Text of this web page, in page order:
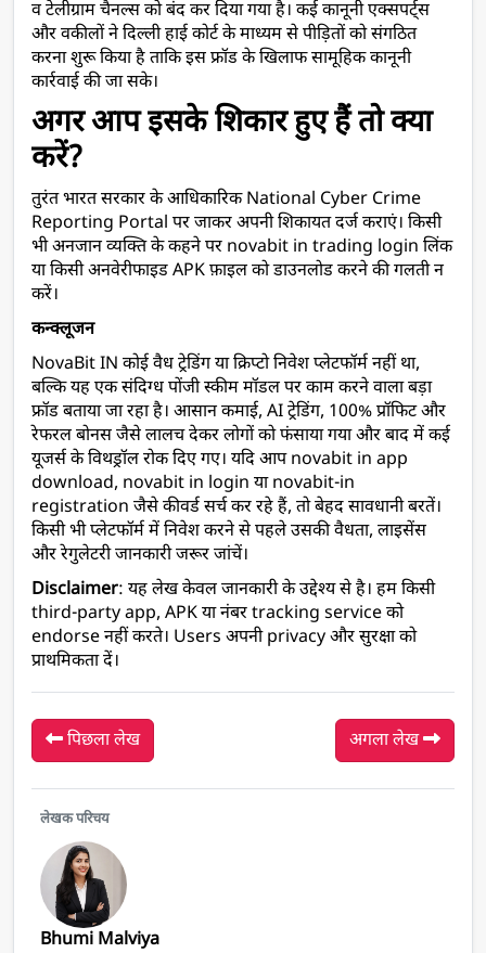
व टेलीग्राम चैनल्स को बंद कर दिया गया है। कई कानूनी एक्सपर्ट्स
और वकीलों ने दिल्ली हाई कोर्ट के माध्यम से पीड़ितों को संगठित
करना शुरू किया है ताकि इस फ्रॉड के खिलाफ सामूहिक कानूनी
कार्रवाई की जा सके।
अगर आप इसके शिकार हुए हैं तो क्या
करें?
तुरंत भारत सरकार के आधिकारिक National Cyber Crime
Reporting Portal पर जाकर अपनी शिकायत दर्ज कराएं। किसी
भी अनजान व्यक्ति के कहने पर novabit in trading login लिंक
या किसी अनवेरीफाइड APK फ़ाइल को डाउनलोड करने की गलती न
करें।
कन्क्लूजन
NovaBit IN कोई वैध ट्रेडिंग या क्रिप्टो निवेश प्लेटफॉर्म नहीं था,
बल्कि यह एक संदिग्ध पोंजी स्कीम मॉडल पर काम करने वाला बड़ा
फ्रॉड बताया जा रहा है। आसान कमाई, AI ट्रेडिंग, 100% प्रॉफिट और
रेफरल बोनस जैसे लालच देकर लोगों को फंसाया गया और बाद में कई
यूजर्स के विथड्रॉल रोक दिए गए। यदि आप novabit in app
download, novabit in login या novabit-in
registration जैसे कीवर्ड सर्च कर रहे हैं, तो बेहद सावधानी बरतें।
किसी भी प्लेटफॉर्म में निवेश करने से पहले उसकी वैधता, लाइसेंस
और रेगुलेटरी जानकारी जरूर जांचें।
Disclaimer: यह लेख केवल जानकारी के उद्देश्य से है। हम किसी
third-party app, APK या नंबर tracking service को
endorse नहीं करते। Users अपनी privacy और सुरक्षा को
प्राथमिकता दें।
पिछला लेख अगला लेख
लेखक परिचय
Bhumi Malviya